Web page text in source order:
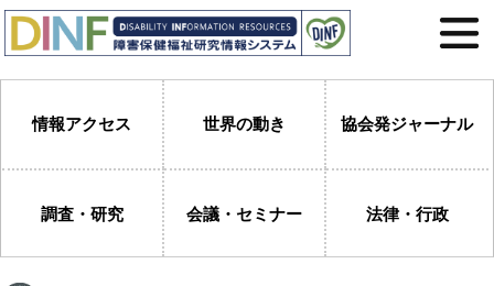
情報アクセス 世界の動き 協会発ジャーナル
調査・研究 会議・セミナー 法律・行政